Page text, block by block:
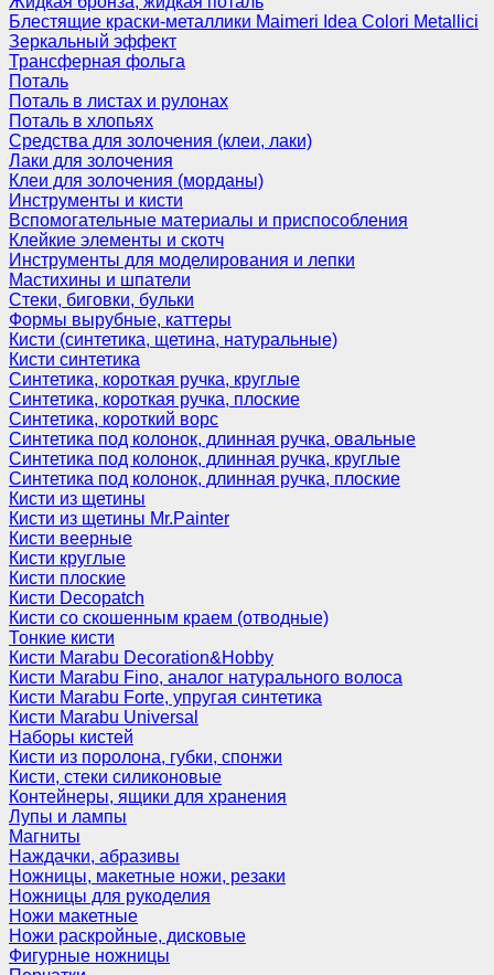
Блестящие краски-металлики Maimeri Idea Colori Metallici
Зеркальный эффект
Трансферная фольга
Поталь
Поталь в листах и рулонах
Поталь в хлопьях
Средства для золочения (клеи, лаки)
Лаки для золочения
Клеи для золочения (морданы)
Инструменты и кисти
Вспомогательные материалы и приспособления
Клейкие элементы и скотч
Инструменты для моделирования и лепки
Мастихины и шпатели
Стеки, биговки, бульки
Формы вырубные, каттеры
Кисти (синтетика, щетина, натуральные)
Кисти синтетика
Синтетика, короткая ручка, круглые
Синтетика, короткая ручка, плоские
Синтетика, короткий ворс
Синтетика под колонок, длинная ручка, овальные
Синтетика под колонок, длинная ручка, круглые
Синтетика под колонок, длинная ручка, плоские
Кисти из щетины
Кисти из щетины Mr.Painter
Кисти веерные
Кисти круглые
Кисти плоские
Кисти Decopatch
Кисти со скошенным краем (отводные)
Тонкие кисти
Кисти Marabu Decoration&Hobby
Кисти Marabu Fino, аналог натурального волоса
Кисти Marabu Forte, упругая синтетика
Кисти Marabu Universal
Наборы кистей
Кисти из поролона, губки, спонжи
Кисти, стеки силиконовые
Контейнеры, ящики для хранения
Лупы и лампы
Магниты
Наждачки, абразивы
Ножницы, макетные ножи, резаки
Ножницы для рукоделия
Ножи макетные
Ножи раскройные, дисковые
Фигурные ножницы